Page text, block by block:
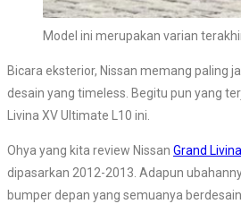
Model ini merupakan varian
Bicara eksterior, Nissan memang paling
desain yang timeless. Begitu pun yang
Livina XV Ultimate L10 ini.
Ohya yang kita review Nissan Grand Livina
dipasarkan 2012-2013. Adapun
bumper depan yang semuanya